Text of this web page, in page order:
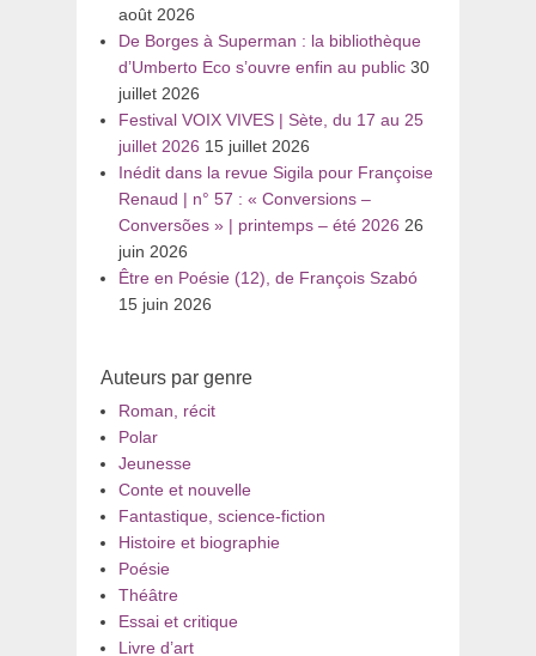
août 2026
De Borges à Superman : la bibliothèque
d’Umberto Eco s’ouvre enfin au public 30
juillet 2026
Festival VOIX VIVES | Sète, du 17 au 25
juillet 2026 15 juillet 2026
Inédit dans la revue Sigila pour Françoise
Renaud | n° 57 : « Conversions –
Conversões » | printemps – été 2026 26
juin 2026
Être en Poésie (12), de François Szabó
15 juin 2026
Auteurs par genre
Roman, récit
Polar
Jeunesse
Conte et nouvelle
Fantastique, science-fiction
Histoire et biographie
Poésie
Théâtre
Essai et critique
Livre d’art